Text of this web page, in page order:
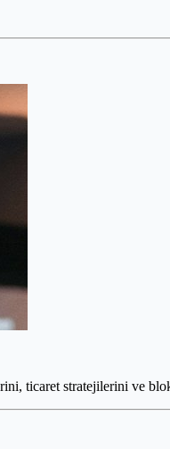
ticaret stratejilerini ve